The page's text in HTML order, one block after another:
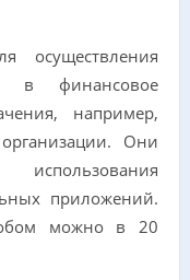
осуществления
в финансовое
например,
Они
использования
приложений.
можно в 20